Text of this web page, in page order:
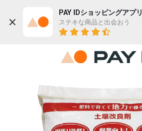
PAY IDショッピングアプリ
ステキな商品と出会おう